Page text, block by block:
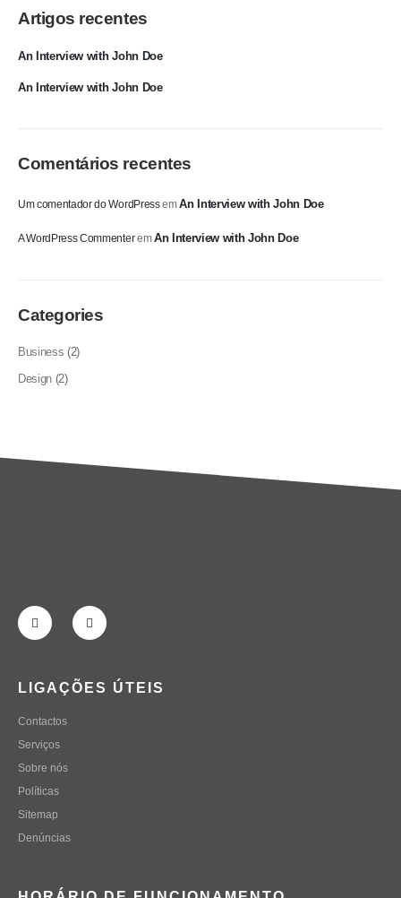
Artigos recentes
An Interview with John Doe
An Interview with John Doe
Comentários recentes
Um comentador do WordPressemAn Interview with John Doe
A WordPress CommenteremAn Interview with John Doe
Categories
Business (2)
Design (2)
LIGAÇÕES ÚTEIS
Contactos
Serviços
Sobre nós
Políticas
Sitemap
Denúncias